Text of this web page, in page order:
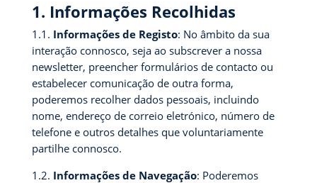
1. Informações Recolhidas
1.1. Informações de Registo: No âmbito da sua
interação connosco, seja ao subscrever a nossa
newsletter, preencher formulários de contacto ou
estabelecer comunicação de outra forma,
poderemos recolher dados pessoais, incluindo
nome, endereço de correio eletrónico, número de
telefone e outros detalhes que voluntariamente
partilhe connosco.
1.2. Informações de Navegação: Poderemos